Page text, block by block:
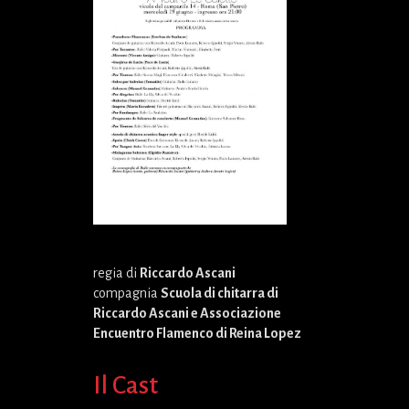
regia di Riccardo Ascani
compagnia Scuola di chitarra di
Riccardo Ascani e Associazione
Encuentro Flamenco di Reina Lopez
Il Cast